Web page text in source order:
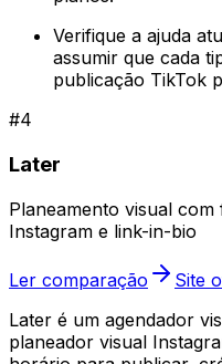
Verifique a ajuda
assumir que cada
publicação TikTok
#4
Later
Planeamento visual
Instagram e link-in-bio
Ler comparação
Site
Later é um agendador
planeador visual